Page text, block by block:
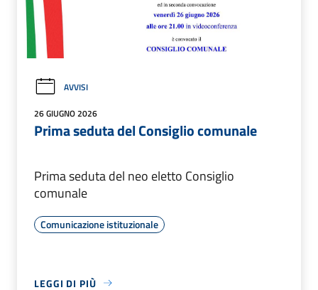
AVVISI
26 GIUGNO 2026
Prima seduta del Consiglio comunale
Prima seduta del neo eletto Consiglio
comunale
Comunicazione istituzionale
LEGGI DI PIÙ